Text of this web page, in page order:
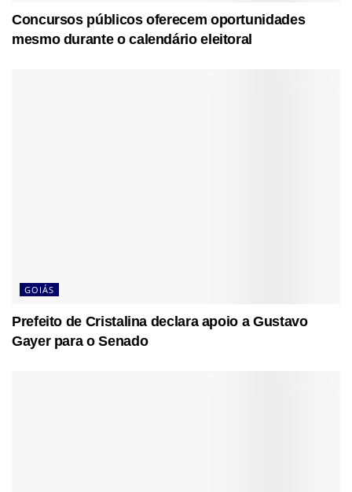
Concursos públicos oferecem oportunidades
mesmo durante o calendário eleitoral
GOIÁS
Prefeito de Cristalina declara apoio a Gustavo
Gayer para o Senado